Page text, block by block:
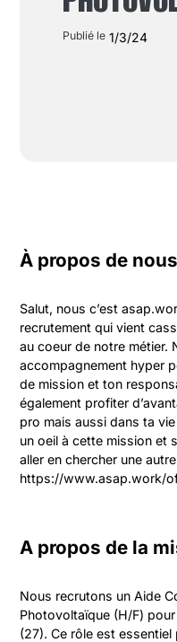
Publié le 1/3/24
À propos de nous
Salut, nous c’est
recrutement qui vient
au coeur de notre métier.
accompagnement hyper
de mission et ton
également profiter
pro mais aussi dans ta
un oeil à cette mission et
aller en chercher une
https://www.asap.work/
A propos de la
Nous recrutons un Aide
Photovoltaïque (H/F)
(27). Ce rôle est